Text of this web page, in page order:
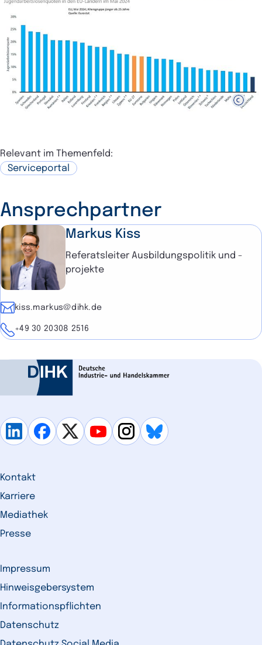
Relevant im Themenfeld:
Serviceportal
Ansprechpartner
Markus Kiss
Referatsleiter Ausbildungspolitik und -
projekte
E-Mailkiss.markus@dihk.de
Telefon
+49 30 20308 2516
Kontakt
Karriere
Mediathek
Presse
Impressum
Hinweisgebersystem
Informationspflichten
Datenschutz